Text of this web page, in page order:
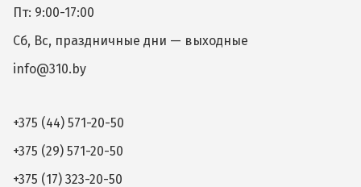
Пт: 9:00-17:00
Сб, Вс, праздничные дни — выходные
info@310.by
+375 (44) 571-20-50
+375 (29) 571-20-50
+375 (17) 323-20-50